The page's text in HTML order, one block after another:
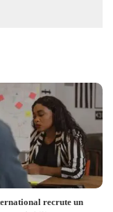
recrute un